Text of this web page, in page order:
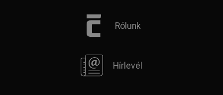
Rólunk
Hírlevél